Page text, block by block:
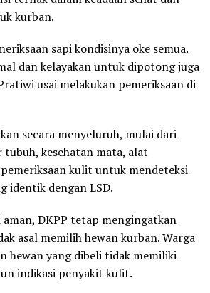
kurban.
sapi kondisinya oke semua.
dan kelayakan untuk dipotong juga
usai melakukan pemeriksaan di
secara menyeluruh, mulai dari
kesehatan mata, alat
kulit untuk mendeteksi
identik dengan LSD.
DKPP tetap mengingatkan
asal memilih hewan kurban. Warga
hewan yang dibeli tidak memiliki
indikasi penyakit kulit.